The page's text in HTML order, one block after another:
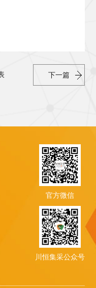
下一篇
官方微信
川恒集采公众号